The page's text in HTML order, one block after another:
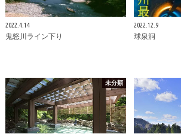
2022.4.14
鬼怒川ライン下り
2022.12.9
球泉洞
未分類